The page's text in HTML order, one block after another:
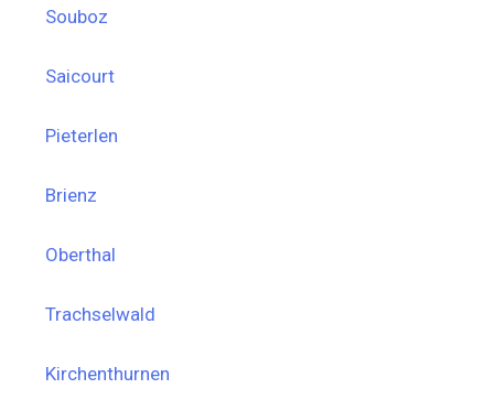
Souboz
Saicourt
Pieterlen
Brienz
Oberthal
Trachselwald
Kirchenthurnen